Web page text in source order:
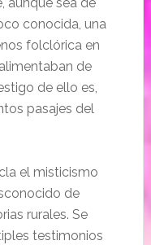
conocida, una
folclórica en
de
de ello es,
pasajes del
el misticismo
de
rurales. Se
testimonios